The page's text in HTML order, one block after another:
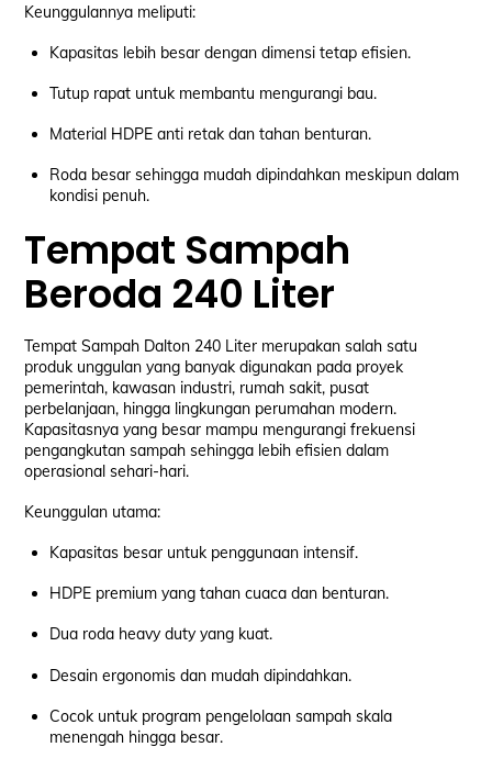
Keunggulannya meliputi:
Kapasitas lebih besar dengan dimensi tetap efisien.
Tutup rapat untuk membantu mengurangi bau.
Material HDPE anti retak dan tahan benturan.
Roda besar sehingga mudah dipindahkan meskipun dalam
kondisi penuh.
Tempat Sampah
Beroda 240 Liter
Tempat Sampah Dalton 240 Liter merupakan salah satu
produk unggulan yang banyak digunakan pada proyek
pemerintah, kawasan industri, rumah sakit, pusat
perbelanjaan, hingga lingkungan perumahan modern.
Kapasitasnya yang besar mampu mengurangi frekuensi
pengangkutan sampah sehingga lebih efisien dalam
operasional sehari-hari.
Keunggulan utama:
Kapasitas besar untuk penggunaan intensif.
HDPE premium yang tahan cuaca dan benturan.
Dua roda heavy duty yang kuat.
Desain ergonomis dan mudah dipindahkan.
Cocok untuk program pengelolaan sampah skala
menengah hingga besar.